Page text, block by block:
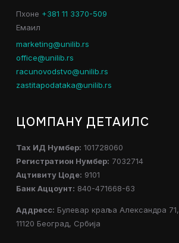
Пхоне +381 11 3370-509
Емаил
marketing@unilib.rs
office@unilib.rs
racunovodstvo@unilib.rs
zastitapodataka@unilib.rs
ЦОМПАНY ДЕТАИЛС
Таx ИД Нумбер: 101728060
Регистратион Нумбер: 7032714
Ацтивитy Цоде: 9101
Банк Аццоунт: 840-471668-63
Аддресс: Булевар краља Александра 71,
11120 Београд, Србија